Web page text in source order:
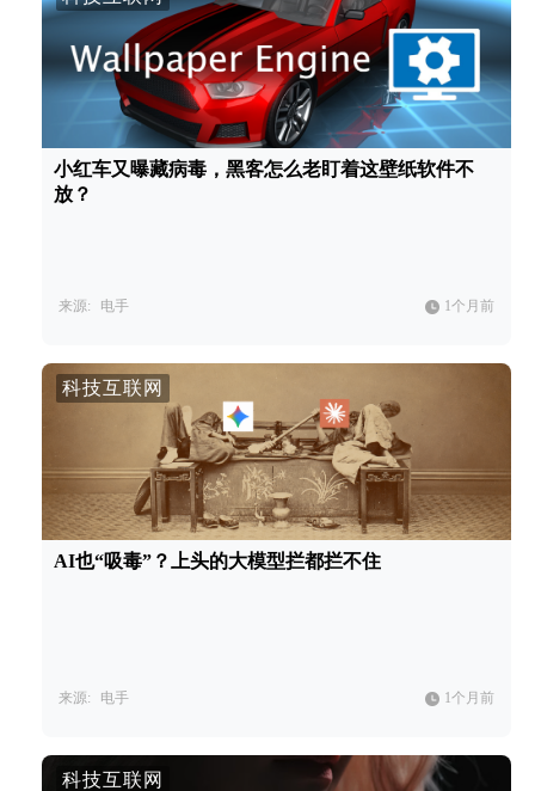
小红车又曝藏病毒，黑客怎么老盯着这壁纸软件不
放？
来源: 电手 1个月前
科技互联网
AI也“吸毒”？上头的大模型拦都拦不住
来源: 电手 1个月前
科技互联网